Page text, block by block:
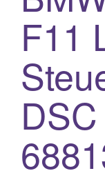
F11